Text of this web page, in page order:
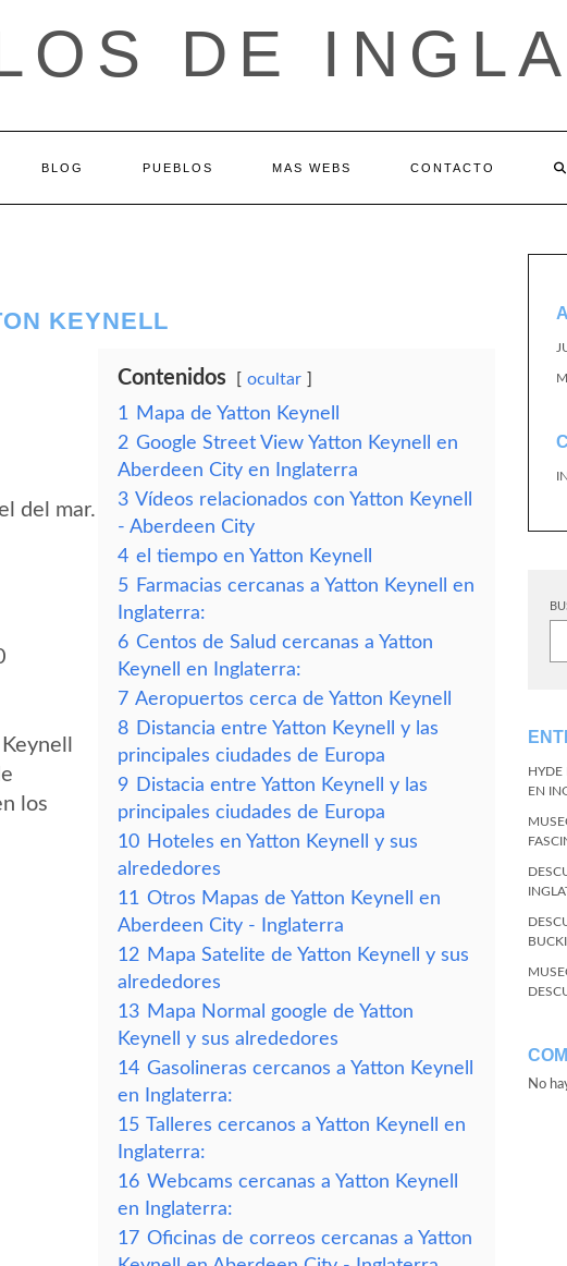
DE
BLOG PUEBLOS MAS WEBS CONTACTO
KEYNELL
del mar.
los
Contenidos ocultar
1
Mapa de Yatton Keynell
2 Google Street View Yatton Keynell en
Aberdeen City en Inglaterra
3 Vídeos relacionados con Yatton Keynell
- Aberdeen City
4 el tiempo en Yatton Keynell
5 Farmacias cercanas a Yatton Keynell en
Inglaterra:
6 Centos de Salud cercanas a Yatton
Keynell en Inglaterra:
7 Aeropuertos cerca de Yatton Keynell
8 Distancia entre Yatton Keynell y las
principales ciudades de Europa
9 Distacia entre Yatton Keynell y las
principales ciudades de Europa
10 Hoteles en Yatton Keynell y sus
alrededores
11 Otros Mapas de Yatton Keynell en
Aberdeen City - Inglaterra
12 Mapa Satelite de Yatton Keynell y sus
alrededores
13 Mapa Normal google de Yatton
Keynell y sus alrededores
14 Gasolineras cercanos a Yatton Keynell
en Inglaterra:
15 Talleres cercanos a Yatton Keynell en
Inglaterra:
16 Webcams cercanas a Yatton Keynell
en Inglaterra:
17 Oficinas de correos cercanas a Yatton
HYDE
EN
No